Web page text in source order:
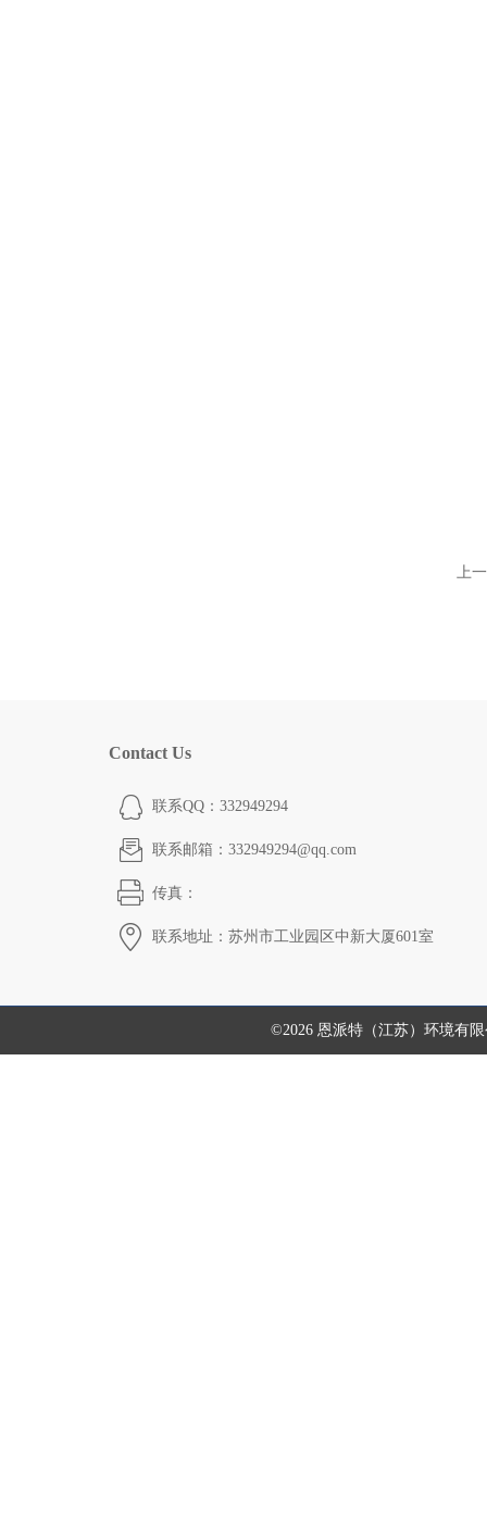
上
Contact Us
联系QQ：332949294
联系邮箱：332949294@qq.com
传真：
联系地址：苏州市工业园区中新大厦601室
©2026 恩派特（江苏）环境有